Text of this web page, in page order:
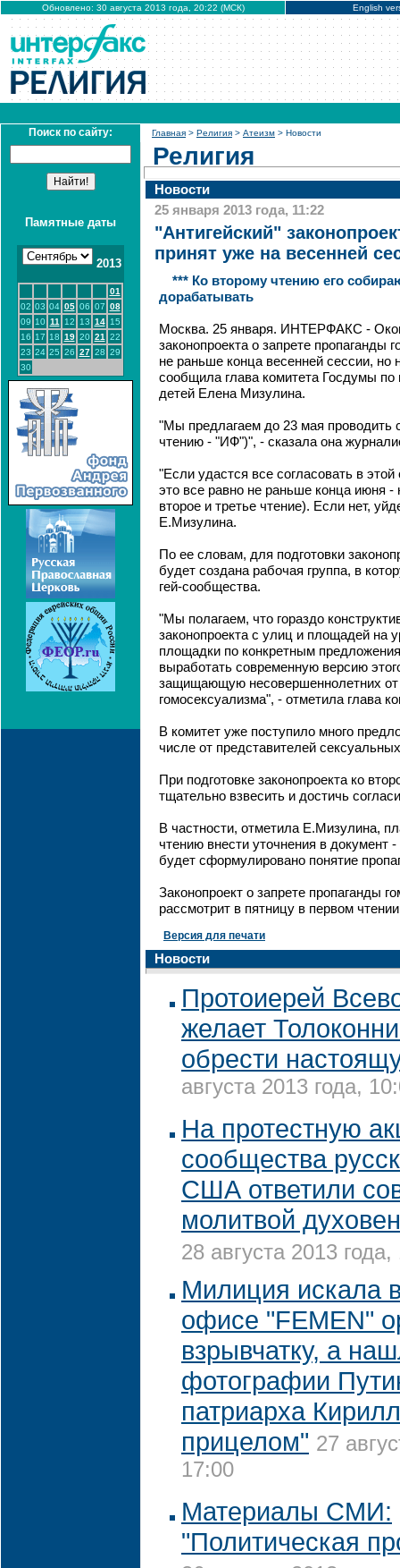
Обновлено: 30 августа 2013 года, 20:22 (МСК) English
Поиск по сайту:
Памятные даты
2013
01
02 03 04 05 06 07 08
09 10 11 12 13 14 15
16 17 18 19 20 21
22
23 24 25 26 27 28 29
30
Главная > Религия > Атеизм > Новости
Религия
Новости
25 января 2013 года, 11:22
"Антигейский"
принят уже на весенней
*** Ко второму чтению его
дорабатывать
Москва. 25 января. ИНТЕРФАКС -
законопроекта о запрете пропаганды
не раньше конца весенней сессии, но
сообщила глава комитета Госдумы
детей Елена Мизулина.
"Мы предлагаем до 23 мая проводить
чтению - "ИФ")", - сказала она
"Если удастся все согласовать в
это все равно не раньше конца июня
второе и третье чтение). Если нет,
Е.Мизулина.
По ее словам, для подготовки
будет создана рабочая группа, в
гей-сообщества.
"Мы полагаем, что гораздо
законопроекта с улиц и площадей на
площадки по конкретным
выработать современную версию
защищающую несовершеннолетних от
гомосексуализма", - отметила глава
В комитет уже поступило много
числе от представителей
При подготовке законопроекта ко
тщательно взвесить и достичь
В частности, отметила Е.Мизулина,
чтению внести уточнения в документ
будет сформулировано понятие
Законопроект о запрете пропаганды
рассмотрит в пятницу в первом
Версия для печати
Новости
Протоиерей
желает
обрести
августа 2013 года,
На протестную
сообщества
США ответили
молитвой
28 августа 2013
Милиция искала
офисе "FEMEN"
взрывчатку, а
фотографии
патриарха
прицелом" 27
17:00
Материалы СМИ:
"Политическая